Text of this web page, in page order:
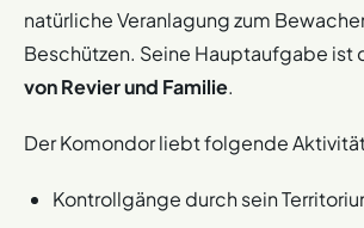
natürliche Veranlagung zum
Beschützen. Seine Hauptaufgabe ist
von Revier und Familie.
Der Komondor liebt folgende
Kontrollgänge durch sein